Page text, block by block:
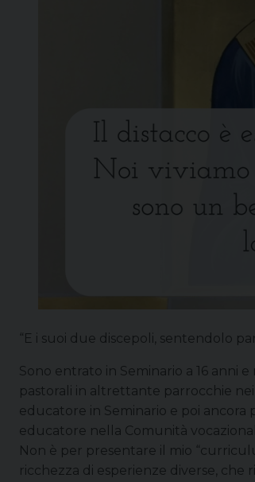
“E i suoi due discepoli, sentendolo
Sono entrato in Seminario a 16 anni
pastorali in altrettante parrocchie
educatore in Seminario e poi
educatore nella Comunità
Non è per presentare il mio
ricchezza di esperienze diverse, che